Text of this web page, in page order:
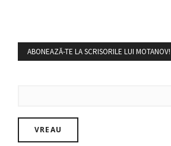
ABONEAZĂ-TE LA SCRISORILE LUI MOTANOV!